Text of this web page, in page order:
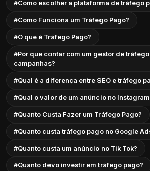
#Como escolher a plataforma de tráfego
#Como Funciona um Tráfego Pago?
#O que é Tráfego Pago?
#Por que contar com um gestor de
campanhas?
#Qual é a diferença entre SEO e tráfego
#Qual o valor de um anúncio no
#Quanto Custa Fazer um Tráfego Pago?
#Quanto custa tráfego pago no Google
#Quanto custa um anúncio no Tik Tok?
#Quanto devo investir em tráfego pago?